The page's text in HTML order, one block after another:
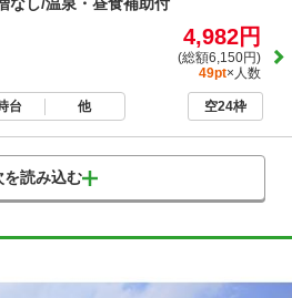
なし/温泉・昼食補助付
4,982円
(総額6,150円)
49pt×人数
台 他 空24枠
を読み込む